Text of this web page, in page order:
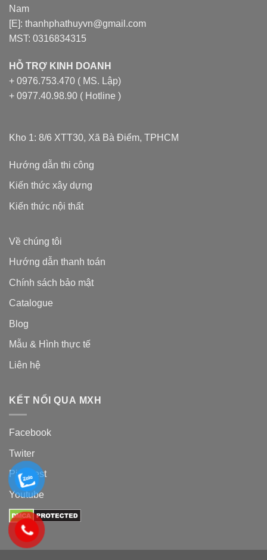
Nam
[E]: thanhphathuyvn@gmail.com
MST: 0316834315
HỖ TRỢ KINH DOANH
+ 0976.753.470 ( MS. Lập)
+ 0977.40.98.90 ( Hotline )
Kho 1: 8/6 XTT30, Xã Bà Điểm, TPHCM
Hướng dẫn thi công
Kiến thức xây dựng
Kiến thức nội thất
Về chúng tôi
Hướng dẫn thanh toán
Chính sách bảo mật
Catalogue
Blog
Mẫu & Hình thực tế
Liên hệ
KẾT NỐI QUA MXH
Facebook
Twiter
Pinterest
Youtube